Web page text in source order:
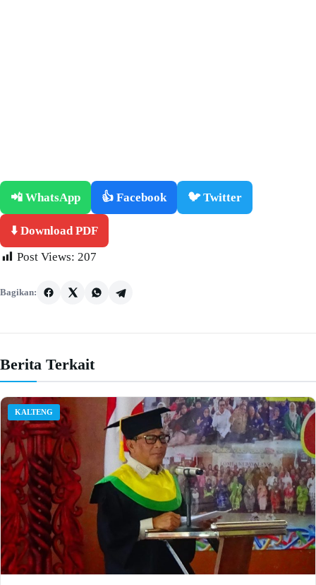
📲 WhatsApp 👍 Facebook 🐦 Twitter
⬇️ Download PDF
Post Views: 207
Bagikan:
Berita Terkait
KALTENG